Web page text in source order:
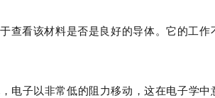
查看该材料是否是良好的导体。它的工作
电子以非常低的阻力移动，这在电子学中